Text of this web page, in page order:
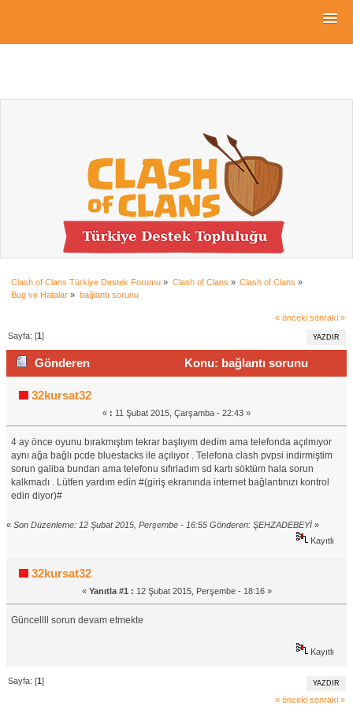
Clash of Clans Türkiye Destek Forumu » Clash of Clans » Clash of Clans »
Bug ve Hatalar » bağlantı sorunu
« önceki sonraki »
YAZDIR
Sayfa: [1]
Gönderen
Konu: bağlantı sorunu
(Okunma sayısı 1433 defa)
32kursat32
« : 11 Şubat 2015, Çarşamba - 22:43 »
4 ay önce oyunu bırakmıştım tekrar başlıyım dedim ama telefonda açılmıyor
aynı ağa bağlı pcde bluestacks ile açılıyor . Telefona clash pvpsi indirmiştim
sorun galiba bundan ama telefonu sıfırladım sd kartı söktüm hala sorun
kalkmadı . Lütfen yardım edin #(giriş ekranında internet bağlantınızı kontrol
edin diyor)#
« Son Düzenleme: 12 Şubat 2015, Perşembe - 16:55 Gönderen: ŞEHZADEBEYİ »
Kayıtlı
32kursat32
« Yanıtla #1 : 12 Şubat 2015, Perşembe - 18:16 »
Güncellll sorun devam etmekte
Kayıtlı
YAZDIR
Sayfa: [1]
« önceki sonraki »